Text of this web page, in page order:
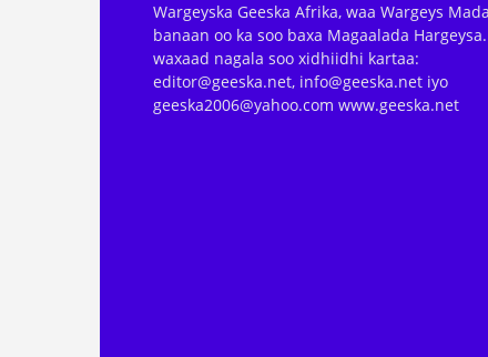
banaan oo ka soo baxa Magaalada Hargeysa.
waxaad nagala soo xidhiidhi kartaa:
editor@geeska.net, info@geeska.net iyo
geeska2006@yahoo.com www.geeska.net